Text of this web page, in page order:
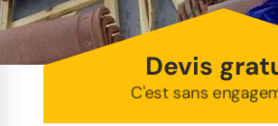
Devis
C'est sans